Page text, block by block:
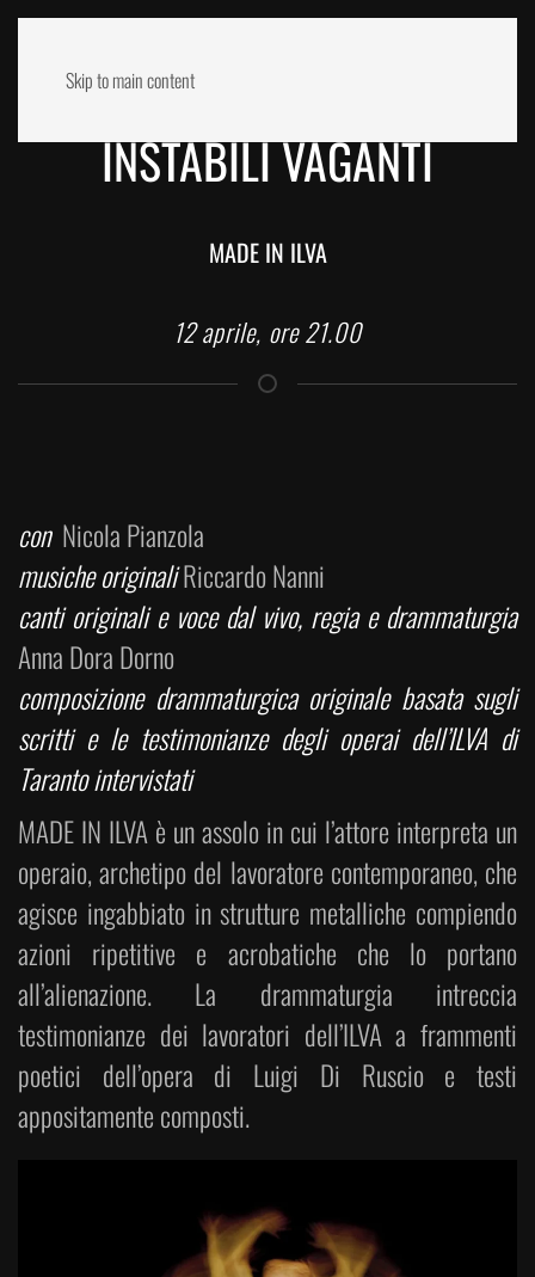
Skip to main content
INSTABILI VAGANTI
MADE IN ILVA
12 aprile, ore 21.00
conNicola Pianzola
musiche originaliRiccardo Nanni
canti originali e voce dal vivo, regia e drammaturgia
Anna Dora Dorno
composizione drammaturgica originale basata sugli
scritti e le testimonianze degli operai dell’ILVA di
Taranto intervistati
MADE IN ILVA è un assolo in cui l’attore interpreta un
operaio, archetipo del lavoratore contemporaneo, che
agisce ingabbiato in strutture metalliche compiendo
azioni ripetitive e acrobatiche che lo portano
all’alienazione. La drammaturgia intreccia
testimonianze dei lavoratori dell’ILVA a frammenti
poetici dell’opera di Luigi Di Ruscio e testi
appositamente composti.